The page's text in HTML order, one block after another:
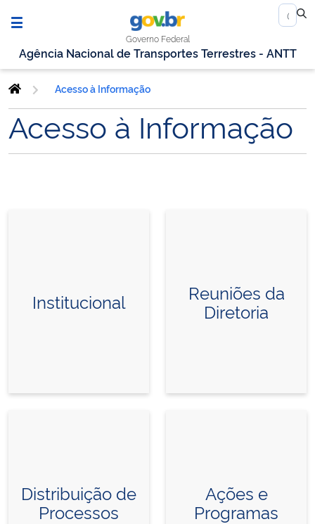
Governo Federal
Agência Nacional de Transportes Terrestres - ANTT
Acesso à Informação
Acesso à Informação
Institucional Reuniões da
Diretoria
Distribuição de
Processos
Ações e
Programas